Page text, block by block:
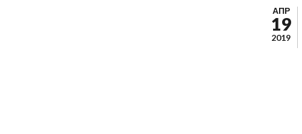
АПР
19
2019